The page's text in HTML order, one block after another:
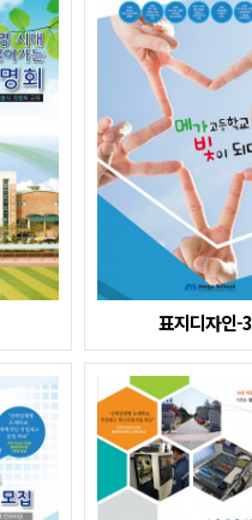
표지디자인-